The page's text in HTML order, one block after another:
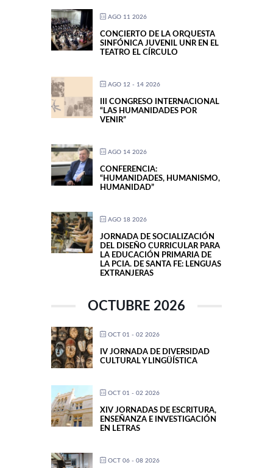
AGO 11 2026
CONCIERTO DE LA ORQUESTA
SINFÓNICA JUVENIL UNR EN EL
TEATRO EL CÍRCULO
AGO 12 - 14 2026
III CONGRESO INTERNACIONAL
“LAS HUMANIDADES POR
VENIR”
AGO 14 2026
CONFERENCIA:
“HUMANIDADES, HUMANISMO,
HUMANIDAD”
AGO 18 2026
JORNADA DE SOCIALIZACIÓN
DEL DISEÑO CURRICULAR PARA
LA EDUCACIÓN PRIMARIA DE
LA PCIA. DE SANTA FE: LENGUAS
EXTRANJERAS
OCTUBRE 2026
OCT 01 - 02 2026
IV JORNADA DE DIVERSIDAD
CULTURAL Y LINGÜÍSTICA
OCT 01 - 02 2026
XIV JORNADAS DE ESCRITURA,
ENSEÑANZA E INVESTIGACIÓN
EN LETRAS
OCT 06 - 08 2026